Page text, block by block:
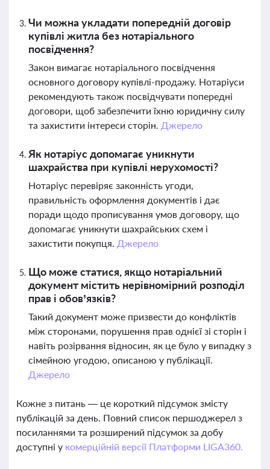
Чи можна укладати попередній договір
купівлі житла без нотаріального
посвідчення?
Закон вимагає нотаріального посвідчення
основного договору купівлі-продажу. Нотаріуси
рекомендують також посвідчувати попередні
договори, щоб забезпечити їхню юридичну силу
та захистити інтереси сторін. Джерело
Як нотаріус допомагає уникнути
шахрайства при купівлі нерухомості?
Нотаріус перевіряє законність угоди,
правильність оформлення документів і дає
поради щодо прописування умов договору, що
допомагає уникнути шахрайських схем і
захистити покупця. Джерело
Що може статися, якщо нотаріальний
документ містить нерівномірний розподіл
прав і обов’язків?
Такий документ може призвести до конфліктів
між сторонами, порушення прав однієї зі сторін і
навіть розірвання відносин, як це було у випадку з
сімейною угодою, описаною у публікації.
Джерело
Кожне з питань — це короткий підсумок змісту
публікацій за день. Повний список першоджерел з
посиланнями та розширений підсумок за добу
доступні у комерційній версії Платформи LIGA360.